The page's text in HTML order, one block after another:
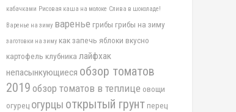
кабачками Рисовая каша на молоке Слива в шоколаде!
Варенье на зиму варенье грибы грибы на зиму
заготовки на зиму как запечь яблоки вкусно
картофель клубника лайфхак
непасынкующиеся обзор томатов
2019 обзор томатов в теплице овощи
огурец огурцы открытый грунт перец